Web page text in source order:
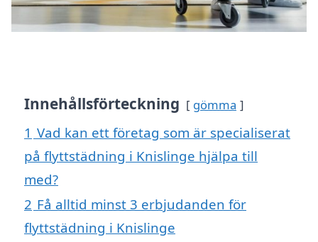
Innehållsförteckning gömma
1 Vad kan ett företag som är specialiserat
på flyttstädning i Knislinge hjälpa till
med?
2 Få alltid minst 3 erbjudanden för
flyttstädning i Knislinge